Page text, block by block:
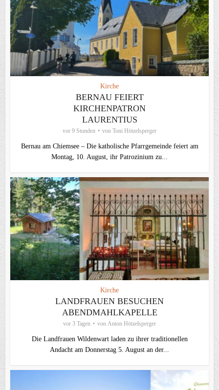
Kirche
BERNAU FEIERT
KIRCHENPATRON
LAURENTIUS
vor 9 Stunden von Toni Hötzelsperger
Bernau am Chiemsee – Die katholische Pfarrgemeinde feiert am
Montag, 10. August, ihr Patrozinium zu...
Kirche
LANDFRAUEN BESUCHEN
ABENDMAHLKAPELLE
vor 3 Tagen von Anton Hötzelsperger
Die Landfrauen Wildenwart laden zu ihrer traditionellen
Andacht am Donnerstag 5. August an der...